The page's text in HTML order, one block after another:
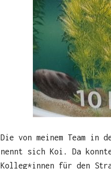
Die von meinem Team in
nennt sich Koi. Da
Kolleg*innen für den